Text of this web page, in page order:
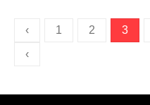
i
‹ 1 2 3
‹